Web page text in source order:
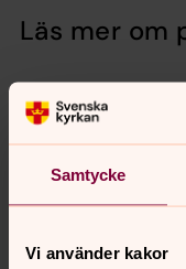
Samtycke
Vi använder kakor
Läs mer om
till Stora Tuna
kyrka